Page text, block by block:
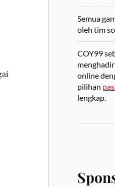
Semua
oleh tim
COY99
online
pilihan
lengkap.